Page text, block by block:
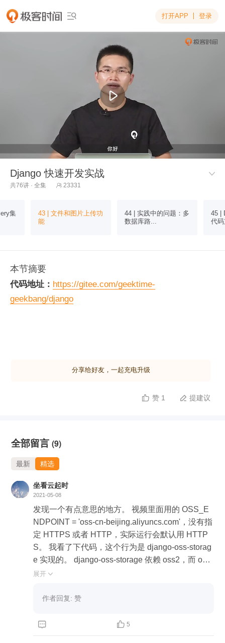
 打开APP 登录
Django 快速开发实战 
共76讲 · 全集  23331
集
43 | 文件和图片上传功
能
44 | 实践中的问题：多
数据库路...
45 |
代
本节摘要
代码地址： https://gitee.com/geektime-
geekbang/django
分享给好友，一起充电升级
 赞 1  提建议
全部留言 (9)
最新 精选
坐看云起时
2021-05-08
发现一个有点意思的地方。 视频里面用的 OSS_E
NDPOINT = 'oss-cn-beijing.aliyuncs.com'，没有指
定 HTTPS 或者 HTTP，实际运行会默认用 HTTP
S。 我看了下代码，这个行为是 django-oss-storag
e 实现的。 django-oss-storage 依赖 oss2，而 oss
2 的默认行为却是，如果没有指定 HTTPS 或者 HT
oss-storage 和 oss2）都是 aliyun 的，在各自库里
ndpoint(endpoint) 很明显， django-oss-storage 觉
展开 
作者回复: 赞
  5